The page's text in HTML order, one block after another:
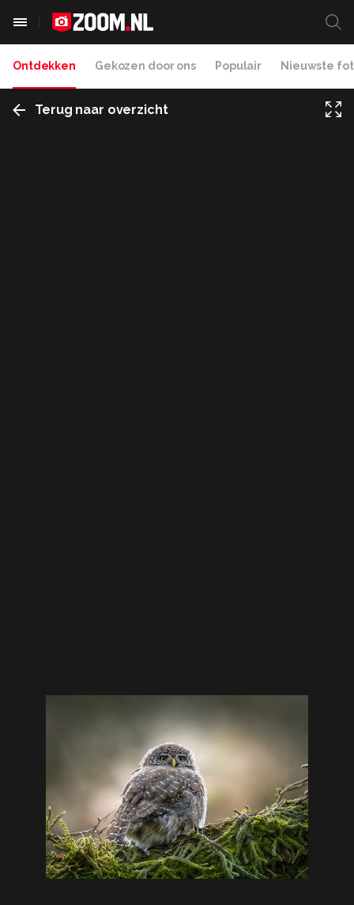
Ontdekken Gekozen door ons Populair Nieuwste
Terug naar overzicht